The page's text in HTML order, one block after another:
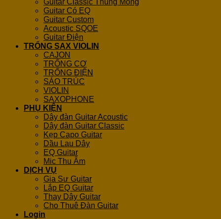
Guitar Có EQ
Guitar Custom
Acoustic SQOE
Guitar Điện
TRỐNG SAX VIOLIN
CAJON
TRỐNG CƠ
TRỐNG ĐIỆN
SÁO TRÚC
VIOLIN
SAXOPHONE
PHỤ KIỆN
Dây đàn Guitar Acoustic
Dây đàn Guitar Classic
Kẹp Capo Guitar
Dầu Lau Dây
EQ Guitar
Mic Thu Âm
DỊCH VỤ
Gia Sư Guitar
Lắp EQ Guitar
Thay Dây Guitar
Cho Thuê Đàn Guitar
Login